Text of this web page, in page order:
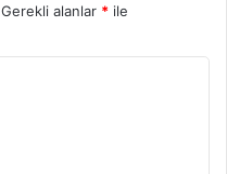
Gerekli alanlar * ile